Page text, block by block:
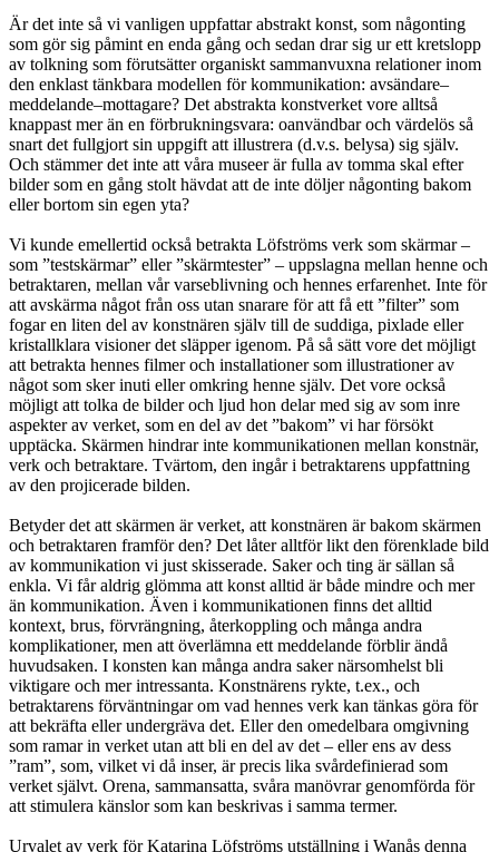
Är det inte så vi vanligen uppfattar abstrakt konst, som någonting
som gör sig påmint en enda gång och sedan drar sig ur ett kretslopp
av tolkning som förutsätter organiskt sammanvuxna relationer inom
den enklast tänkbara modellen för kommunikation: avsändare–
meddelande–mottagare? Det abstrakta konstverket vore alltså
knappast mer än en förbrukningsvara: oanvändbar och värdelös så
snart det fullgjort sin uppgift att illustrera (d.v.s. belysa) sig själv.
Och stämmer det inte att våra museer är fulla av tomma skal efter
bilder som en gång stolt hävdat att de inte döljer någonting bakom
eller bortom sin egen yta?
Vi kunde emellertid också betrakta Löfströms verk som skärmar –
som ”testskärmar” eller ”skärmtester” – uppslagna mellan henne och
betraktaren, mellan vår varseblivning och hennes erfarenhet. Inte för
att avskärma något från oss utan snarare för att få ett ”filter” som
fogar en liten del av konstnären själv till de suddiga, pixlade eller
kristallklara visioner det släpper igenom. På så sätt vore det möjligt
att betrakta hennes filmer och installationer som illustrationer av
något som sker inuti eller omkring henne själv. Det vore också
möjligt att tolka de bilder och ljud hon delar med sig av som inre
aspekter av verket, som en del av det ”bakom” vi har försökt
upptäcka. Skärmen hindrar inte kommunikationen mellan konstnär,
verk och betraktare. Tvärtom, den ingår i betraktarens uppfattning
av den projicerade bilden.
Betyder det att skärmen är verket, att konstnären är bakom skärmen
och betraktaren framför den? Det låter alltför likt den förenklade bild
av kommunikation vi just skisserade. Saker och ting är sällan så
enkla. Vi får aldrig glömma att konst alltid är både mindre och mer
än kommunikation. Även i kommunikationen finns det alltid
kontext, brus, förvrängning, återkoppling och många andra
komplikationer, men att överlämna ett meddelande förblir ändå
huvudsaken. I konsten kan många andra saker närsomhelst bli
viktigare och mer intressanta. Konstnärens rykte, t.ex., och
betraktarens förväntningar om vad hennes verk kan tänkas göra för
att bekräfta eller undergräva det. Eller den omedelbara omgivning
som ramar in verket utan att bli en del av det – eller ens av dess
”ram”, som, vilket vi då inser, är precis lika svårdefinierad som
verket självt. Orena, sammansatta, svåra manövrar genomförda för
att stimulera känslor som kan beskrivas i samma termer.
Urvalet av verk för Katarina Löfströms utställning i Wanås denna